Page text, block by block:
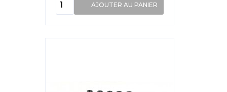
AJOUTER AU PANIER